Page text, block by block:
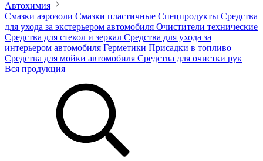
Автохимия
Смазки аэрозоли Смазки пластичные Спецпродукты Средства
для ухода за экстерьером автомобиля Очистители технические
Средства для стекол и зеркал Средства для ухода за
интерьером автомобиля Герметики Присадки в топливо
Средства для мойки автомобиля Средства для очистки рук
Вся продукция